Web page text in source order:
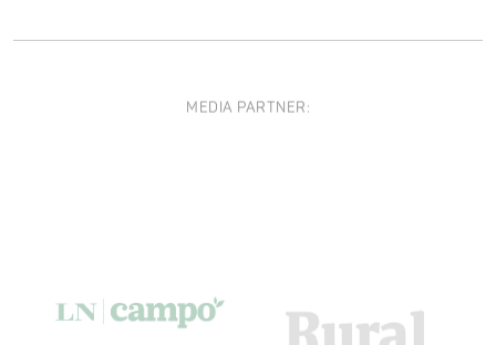
MEDIA PARTNER: